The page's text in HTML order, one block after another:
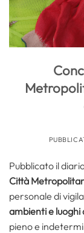
Pubblicato il
Città
personale di
ambienti e luoghi
pieno e